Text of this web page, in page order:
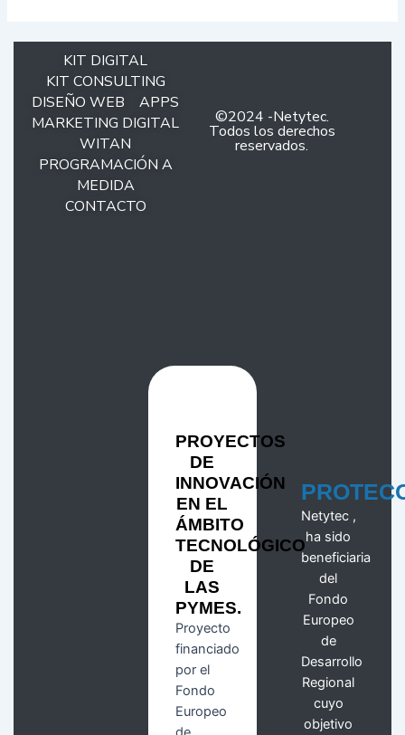
KIT DIGITAL
KIT CONSULTING
DISEÑO WEB
APPS
MARKETING DIGITAL
WITAN
PROGRAMACIÓN A
MEDIDA
CONTACTO
©2024 -Netytec.
Todos los derechos
reservados.
PROYECTOS
DE
INNOVACIÓN
EN EL
ÁMBITO
TECNOLÓGICO
DE
LAS
PYMES.
Proyecto
financiado
por el
Fondo
Europeo
Netytec ,
ha sido
beneficiaria
del
Fondo
Europeo
de
Desarrollo
Regional
cuyo
objetivo